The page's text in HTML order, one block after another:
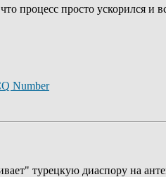
процесс просто ускорился и
турецкую диаспору на